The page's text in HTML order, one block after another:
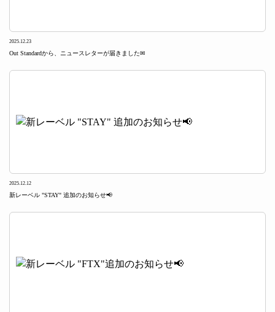
2025.12.23
Out Standardから、ニュースレターが届きました✉
2025.12.12
新レーベル "STAY" 追加のお知らせ📢